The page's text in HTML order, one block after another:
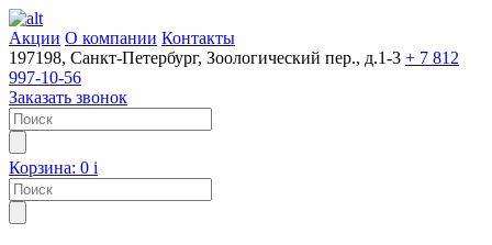
Акции О компании Контакты
197198, Санкт-Петербург, Зоологический пер., д.1-3 + 7 812
997-10-56
Заказать звонок
Корзина: 0 i